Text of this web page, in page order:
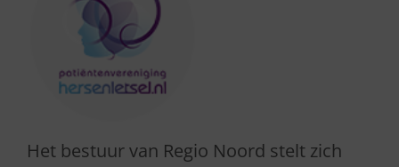
Het bestuur van Regio Noord stelt zich